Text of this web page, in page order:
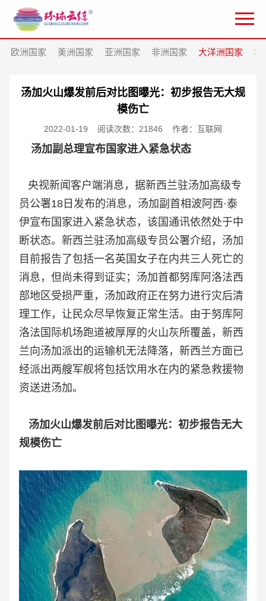
欧洲国家 美洲国家 亚洲国家 非洲国家 大洋洲国家 北
汤加火山爆发前后对比图曝光：初步报告无大规
模伤亡
2022-01-19 阅读次数：21846 作者：互联网
汤加副总理宣布国家进入紧急状态
央视新闻客户端消息，据新西兰驻汤加高级专
员公署18日发布的消息，汤加副首相波阿西·泰
伊宣布国家进入紧急状态，该国通讯依然处于中
断状态。新西兰驻汤加高级专员公署介绍，汤加
目前报告了包括一名英国女子在内共三人死亡的
消息，但尚未得到证实；汤加首都努库阿洛法西
部地区受损严重，汤加政府正在努力进行灾后清
理工作，让民众尽早恢复正常生活。由于努库阿
洛法国际机场跑道被厚厚的火山灰所覆盖，新西
兰向汤加派出的运输机无法降落，新西兰方面已
经派出两艘军舰将包括饮用水在内的紧急救援物
资送进汤加。
汤加火山爆发前后对比图曝光：初步报告无大
规模伤亡